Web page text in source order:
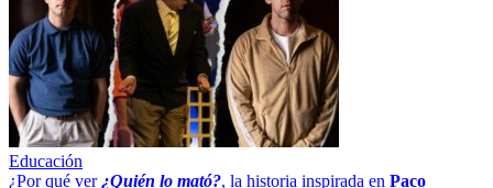
Educación
¿Por qué ver ¿Quién lo mató?, la historia inspirada en Paco